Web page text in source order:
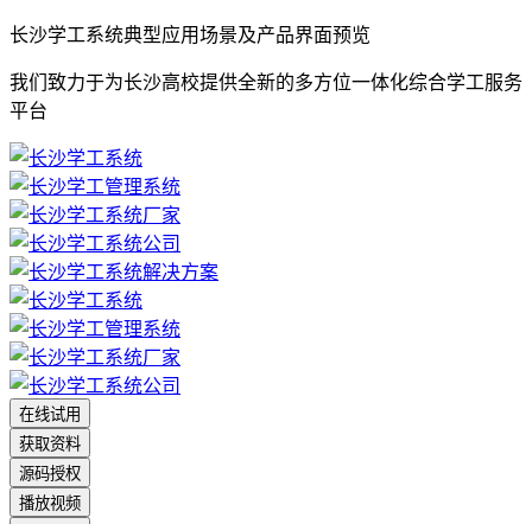
长沙学工系统典型应用场景及产品界面预览
我们致力于为长沙高校提供全新的多方位一体化综合学工服务
平台
在线试用
获取资料
源码授权
播放视频